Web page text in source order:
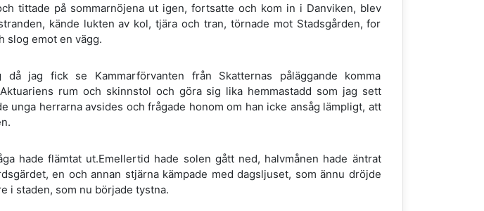
tittade på sommarnöjena ut igen, fortsatte och kom in i Danviken, blev
kände lukten av kol, tjära och tran, törnade mot Stadsgården, for
slog emot en vägg.
jag fick se Kammarförvanten från Skatternas påläggande komma
rum och skinnstol och göra sig lika hemmastadd som jag sett
unga herrarna avsides och frågade honom om han icke ansåg lämpligt, att
hade flämtat ut.Emellertid hade solen gått ned, halvmånen hade äntrat
en och annan stjärna kämpade med dagsljuset, som ännu dröjde
i staden, som nu började tystna.